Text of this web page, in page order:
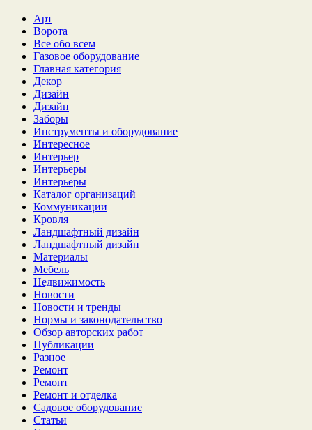
Арт
Ворота
Все обо всем
Газовое оборудование
Главная категория
Декор
Дизайн
Дизайн
Заборы
Инструменты и оборудование
Интересное
Интерьер
Интерьеры
Интерьеры
Каталог организаций
Коммуникации
Кровля
Ландшафтный дизайн
Ландшафтный дизайн
Материалы
Мебель
Недвижимость
Новости
Новости и тренды
Нормы и законодательство
Обзор авторских работ
Публикации
Разное
Ремонт
Ремонт
Ремонт и отделка
Садовое оборудование
Статьи